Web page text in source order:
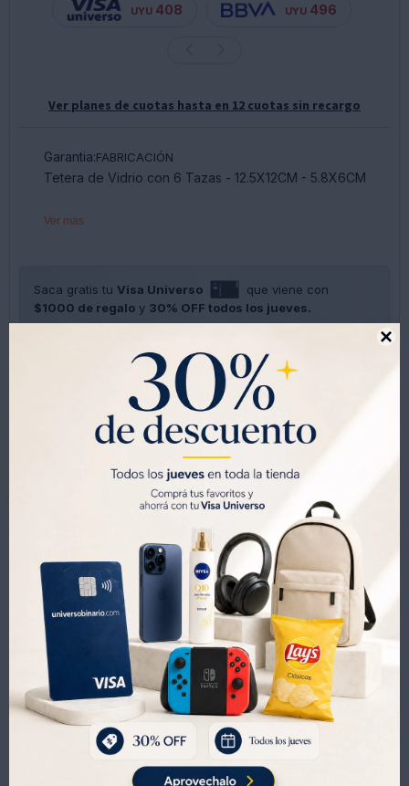

UYU 408 UYU 496
Ver planes de cuotas hasta en 12 cuotas sin recargo
Garantia:FABRICACIÓN
Tetera de Vidrio con 6 Tazas - 12.5X12CM - 5.8X6CM
Ver mas
Saca gratis tu Visa Universo
que viene con
$1000 de regalo y 30% OFF todos los jueves.
 
Métodos y costos de envíos
Productos que te pueden interesar